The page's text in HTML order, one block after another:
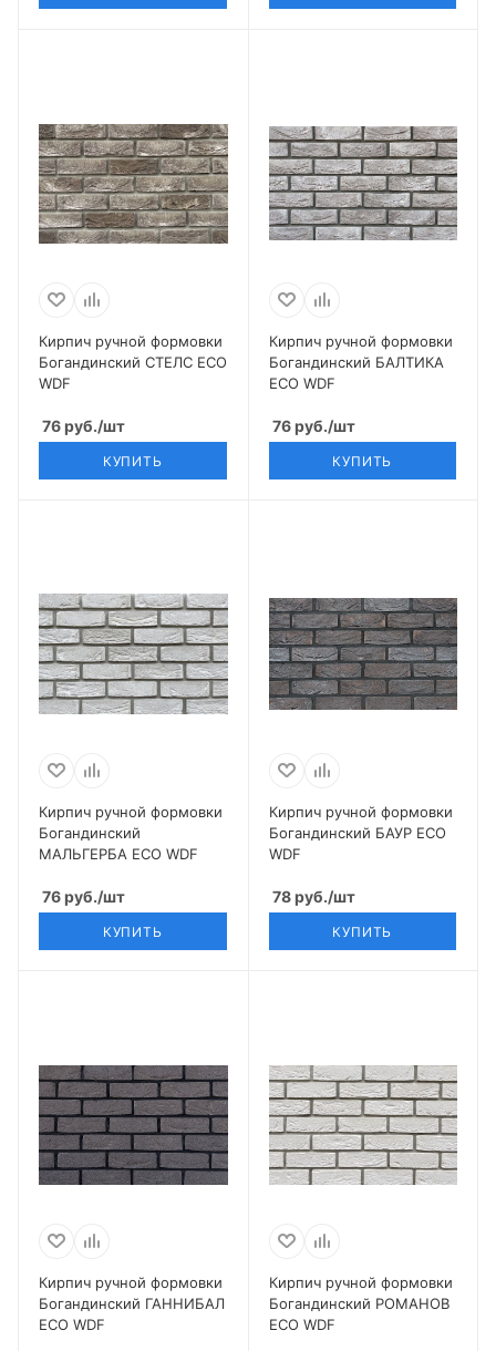
Кирпич ручной формовки
Богандинский СТЕЛС ECO
WDF
76руб./шт
КУПИТЬ
Кирпич ручной формовки
Богандинский БАЛТИКА
ECO WDF
76руб./шт
КУПИТЬ
Кирпич ручной формовки
Богандинский
МАЛЬГЕРБА ECO WDF
76руб./шт
КУПИТЬ
Кирпич ручной формовки
Богандинский БАУР ECO
WDF
78руб./шт
КУПИТЬ
Кирпич ручной формовки
Богандинский ГАННИБАЛ
ECO WDF
Кирпич ручной формовки
Богандинский РОМАНОВ
ECO WDF